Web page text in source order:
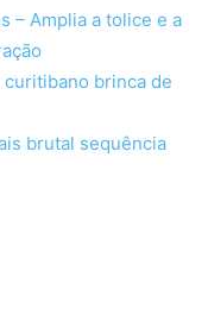
– Amplia a tolice e a
brinca de
brutal sequência